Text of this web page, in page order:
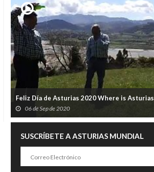
Feliz Día de Asturias 2020 Where is Asturias
06 de Sep de 2020
SUSCRÍBETE A ASTURIAS MUNDIAL